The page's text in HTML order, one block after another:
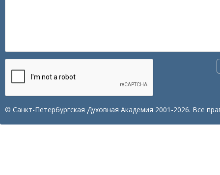
© Санкт-Петербургская Духовная Академия 2001-2026. Все